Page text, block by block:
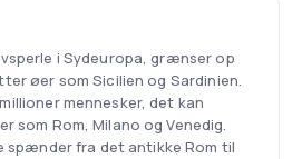
i Sydeuropa, grænser op
øer som Sicilien og Sardinien.
mennesker, det kan
som Rom, Milano og Venedig.
spænder fra det antikke Rom til